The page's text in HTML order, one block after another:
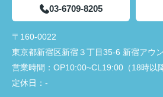
03-6709-8205
〒160-0022
東京都新宿区新宿３丁目35-6 新宿アウ
営業時間： OP10:00~CL19:00（18時以
定休日： -